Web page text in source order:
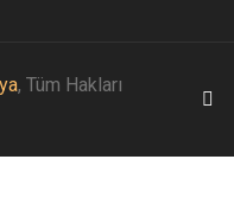
, Tüm Hakları